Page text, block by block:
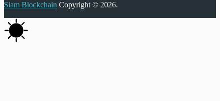
Siam Blockchain Copyright © 2026.